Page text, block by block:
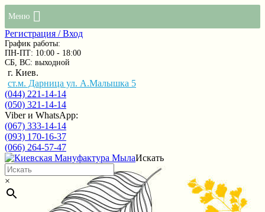
Меню
Регистрация / Вход
График работы:
ПН-ПТ: 10:00 - 18:00
СБ, ВС: выходной
г. Киев.
ст.м. Дарница ул. А.Малышка 5
(044) 221-14-14
(050) 321-14-14
Viber и WhatsApp:
(067) 333-14-14
(093) 170-16-37
(066) 264-57-47
Искать
×